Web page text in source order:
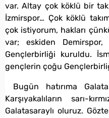
var. Altay çok köklü bir
İzmirspor… Çok köklü
çok istiyorum, hakları
var; eskiden Demirspor,
Gençlerbirliği kuruldu.
gençlerin çoğu
Bugün hatırıma
Karşıyakalıların sarı-
Galatasaraylı oluruz.